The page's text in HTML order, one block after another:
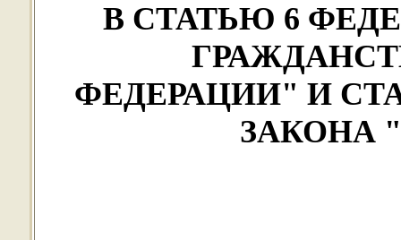
В СТАТЬЮ 6
ФЕДЕРАЦИИ" И
ЗАКОНА